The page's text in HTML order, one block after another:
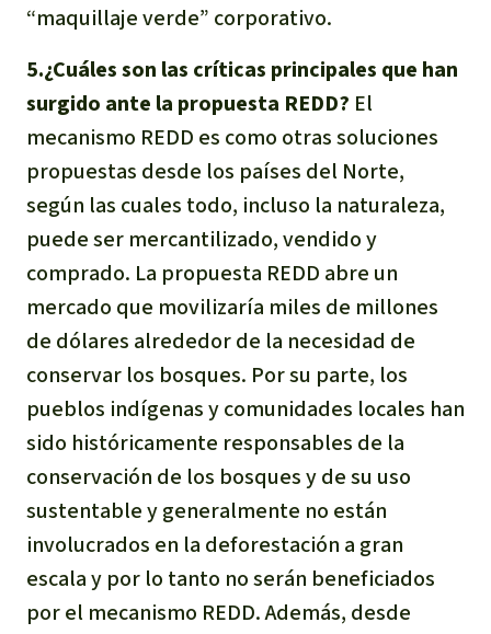
“maquillaje verde” corporativo.
5.¿Cuáles son las críticas principales que han
surgido ante la propuesta REDD? El
mecanismo REDD es como otras soluciones
propuestas desde los países del Norte,
según las cuales todo, incluso la naturaleza,
puede ser mercantilizado, vendido y
comprado. La propuesta REDD abre un
mercado que movilizaría miles de millones
de dólares alrededor de la necesidad de
conservar los bosques. Por su parte, los
pueblos indígenas y comunidades locales han
sido históricamente responsables de la
conservación de los bosques y de su uso
sustentable y generalmente no están
involucrados en la deforestación a gran
escala y por lo tanto no serán beneficiados
por el mecanismo REDD. Además, desde